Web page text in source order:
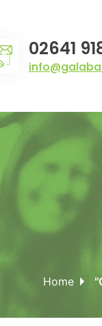
02641
Home